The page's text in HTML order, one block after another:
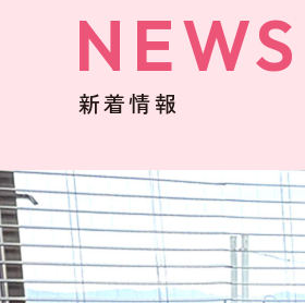
NEWS
新着情報